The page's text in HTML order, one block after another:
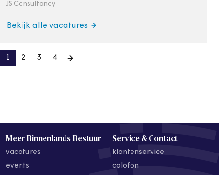
JS Consultancy
Bekijk alle vacatures
1 2 3 4
Meer Binnenlands Bestuur
vacatures
events
Service & Contact
klantenservice
colofon